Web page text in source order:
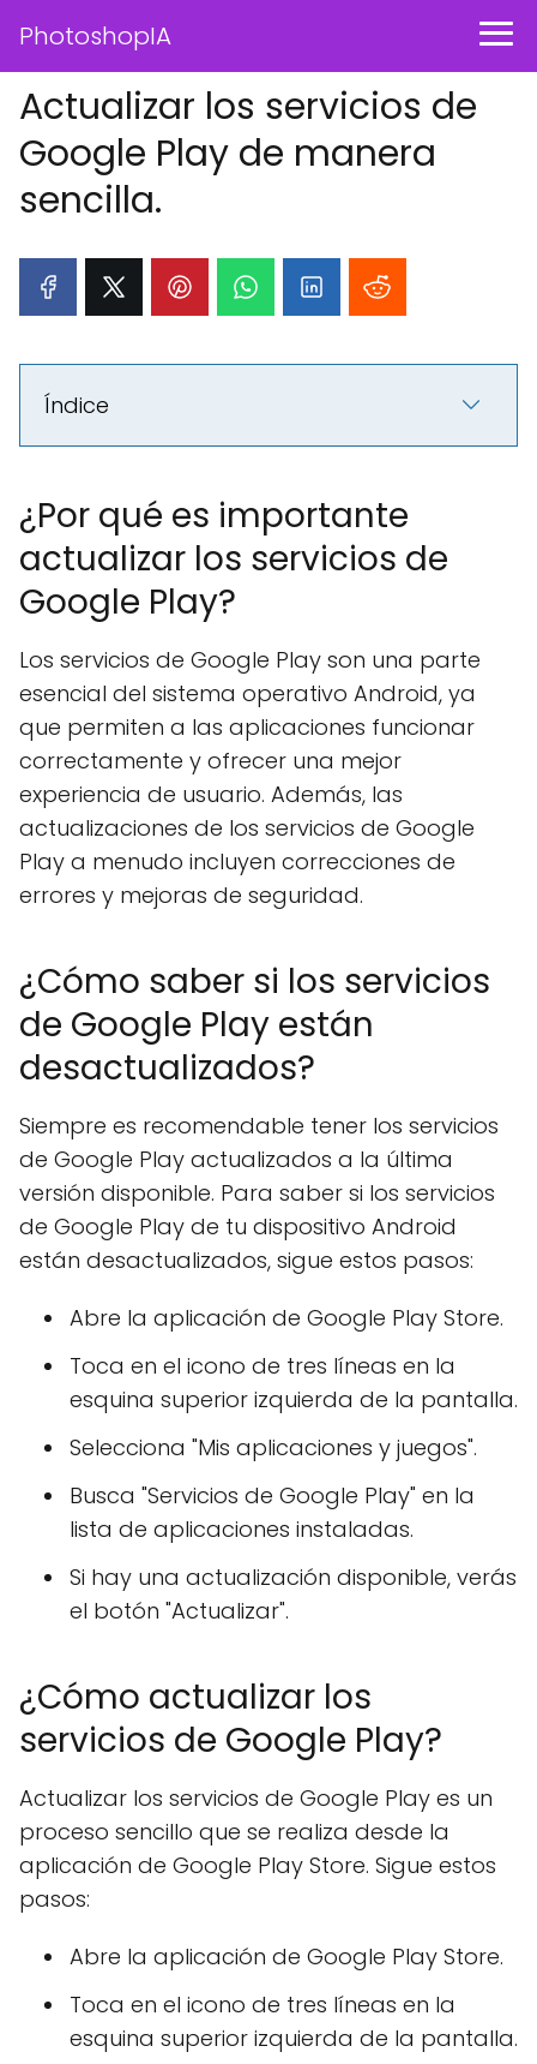
PhotoshopIA
Actualizar los servicios de
Google Play de manera
sencilla.
Índice
¿Por qué es importante
actualizar los servicios de
Google Play?
Los servicios de Google Play son una parte
esencial del sistema operativo Android, ya
que permiten a las aplicaciones funcionar
correctamente y ofrecer una mejor
experiencia de usuario. Además, las
actualizaciones de los servicios de Google
Play a menudo incluyen correcciones de
errores y mejoras de seguridad.
¿Cómo saber si los servicios
de Google Play están
desactualizados?
Siempre es recomendable tener los servicios
de Google Play actualizados a la última
versión disponible. Para saber si los servicios
de Google Play de tu dispositivo Android
están desactualizados, sigue estos pasos:
Abre la aplicación de Google Play Store.
Toca en el icono de tres líneas en la
esquina superior izquierda de la pantalla.
Selecciona "Mis aplicaciones y juegos".
Busca "Servicios de Google Play" en la
lista de aplicaciones instaladas.
Si hay una actualización disponible, verás
el botón "Actualizar".
¿Cómo actualizar los
servicios de Google Play?
Actualizar los servicios de Google Play es un
proceso sencillo que se realiza desde la
aplicación de Google Play Store. Sigue estos
pasos:
Abre la aplicación de Google Play Store.
Toca en el icono de tres líneas en la
esquina superior izquierda de la pantalla.